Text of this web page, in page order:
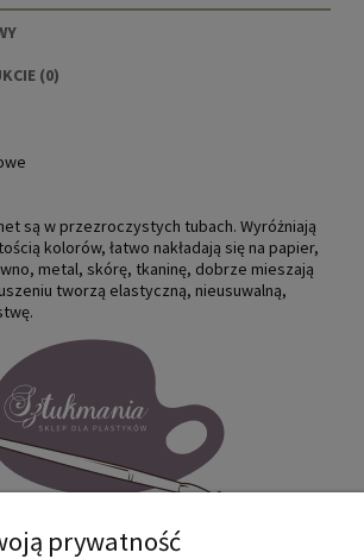
EWENTUALNYCH KOSZTÓW
(0)
są w przezroczystych tubach. Wyróżniają
kolorów, łatwo nakładają się na papier,
metal, skórę, tkaninę, dobrze mieszają
tworzą elastyczną, nieusuwalną,
prywatność